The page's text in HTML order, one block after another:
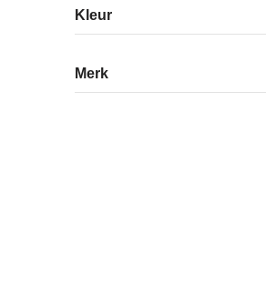
Kleur
Merk